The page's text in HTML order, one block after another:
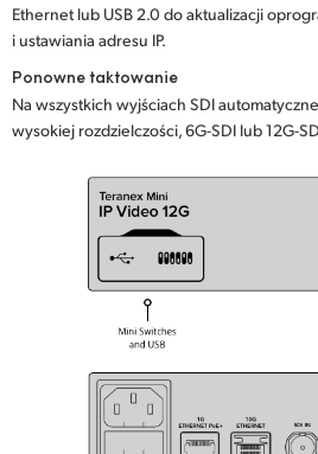
Ukraine
United Kingdom
United States
Ethernet lub USB 2.0 do aktualizacji
i ustawiania adresu IP.
Ponowne taktowanie
Na wszystkich wyjściach SDI
wysokiej rozdzielczości, 6G-SDI lub 12G-